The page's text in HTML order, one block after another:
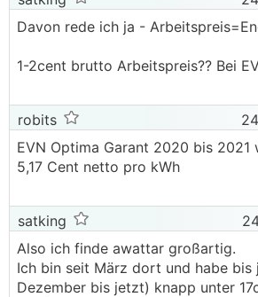
Davon rede ich ja -
1-2cent brutto Arbeitspreis?? Bei
robits
EVN Optima Garant 2020 bis 2021
5,17 Cent netto pro kWh
satking
Also ich finde awattar großartig.
Ich bin seit März dort und habe
Dezember bis jetzt) knapp unter